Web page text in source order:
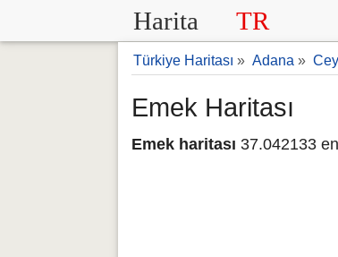
Harita TR
Türkiye Haritası » Adana »
Emek Haritası
Emek haritası 37.042133